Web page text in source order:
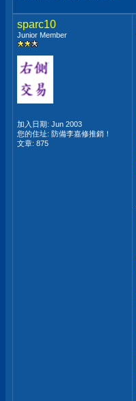
sparc10
Junior Member
加入日期: Jun 2003
您的住址: 防備李嘉修推銷！
文章: 875